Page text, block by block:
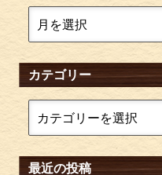
カテゴリー
最近の投稿